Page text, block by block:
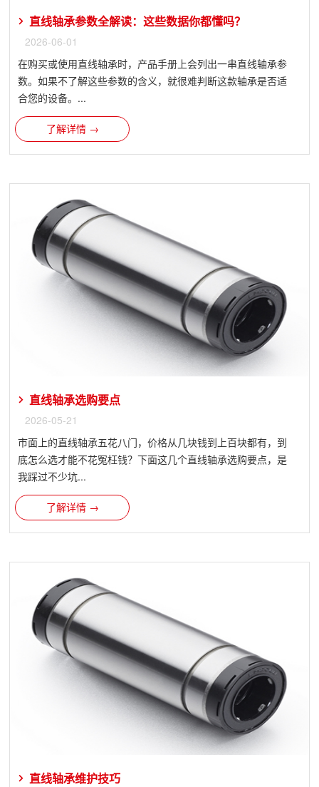
直线轴承参数全解读：这些数据你都懂吗？
2026-06-01
在购买或使用直线轴承时，产品手册上会列出一串直线轴承参
数。如果不了解这些参数的含义，就很难判断这款轴承是否适
合您的设备。...
了解详情 →
直线轴承选购要点
2026-05-21
市面上的直线轴承五花八门，价格从几块钱到上百块都有，到
底怎么选才能不花冤枉钱？下面这几个直线轴承选购要点，是
我踩过不少坑...
了解详情 →
直线轴承维护技巧